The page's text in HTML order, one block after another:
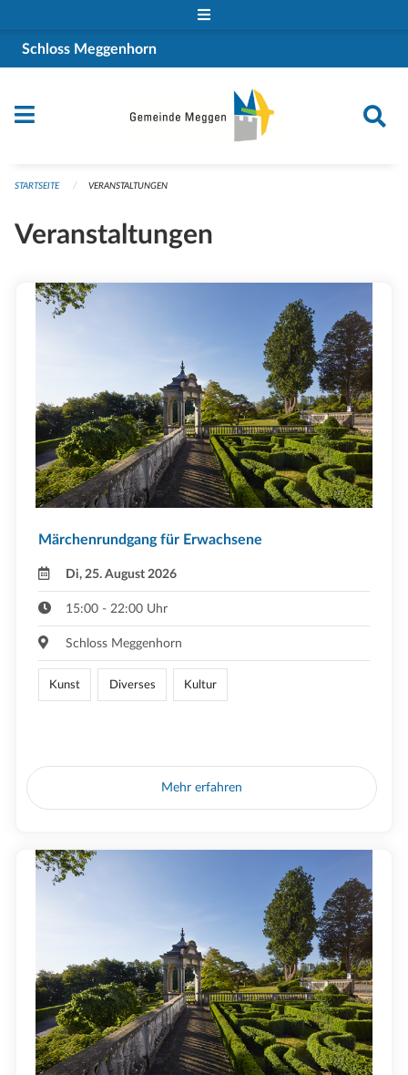
Schloss Meggenhorn
STARTSEITE VERANSTALTUNGEN
Veranstaltungen
Märchenrundgang für Erwachsene
Di, 25. August 2026
15:00 - 22:00 Uhr
Schloss Meggenhorn
Kunst Diverses Kultur
Mehr erfahren